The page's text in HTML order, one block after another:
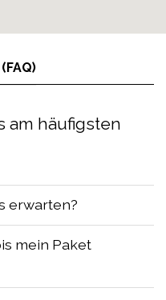
am häufigsten
erwarten?
mein Paket